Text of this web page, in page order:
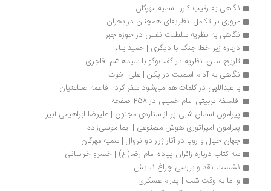
نگاهی به رقیب کارر | سمیه مهرگان
مروری بر تکامل: نظریه‌ای همچنان در بحران
نگاهی به نظریه سلطنت نفس در حوزه جبر
درباره زیر خط جنگ با دیگری | حمید بناء
تاریخ، متن، نظریه در گفت‌وگو با سیدهاشم آقاجری
نگاهی به آدام اسمیت در پکن | علی اخوت
با عبداللهی در کلمات هم می‌شود سفر کرد | فاطمه صناعتیان
فلسفه تربیتی امام خمینی در 458 صفحه
پیرامون آسمان شبی پر از ستاره‌ی مجنون | علیرضا ابراهیمی آبیز
پیرامون امپراتوری هوش مصنوعی | ایما موسی‌زاده
جهان خیال و رویا در آثار ژرار دو نروال | سمیه مهرگان
سه کتاب درباره زائران پیاده امام رضا(ع) | خسرو خراسانی
نشست نقد و بررسی چراغ نیایش
و اما به وقت شب | پدرام عسکری